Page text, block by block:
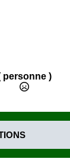
personne )